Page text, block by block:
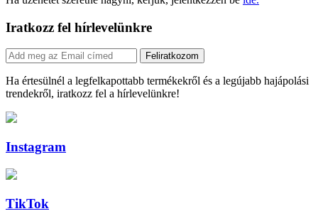
Iratkozz fel hírlevelünkre
Feliratkozom
Ha értesülnél a legfelkapottabb termékekről és a legújabb hajápolási
trendekről, iratkozz fel a hírlevelünkre!
Instagram
TikTok